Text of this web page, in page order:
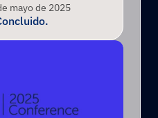
mayo de 2025